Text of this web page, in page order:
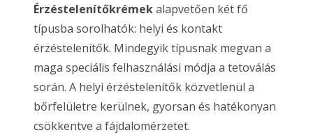
Érzéstelenítőkrémekalapvetően két fő
típusba sorolhatók: helyi és kontakt
érzéstelenítők. Mindegyik típusnak megvan a
maga speciális felhasználási módja a tetoválás
során. A helyi érzéstelenítők közvetlenül a
bőrfelületre kerülnek, gyorsan és hatékonyan
csökkentve a fájdalomérzetet.